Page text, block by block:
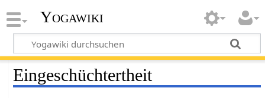
Yogawiki
Eingeschüchtertheit